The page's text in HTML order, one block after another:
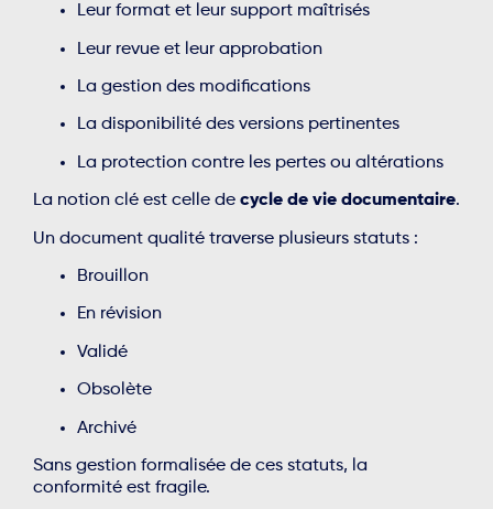
Leur format et leur support maîtrisés
Leur revue et leur approbation
La gestion des modifications
La disponibilité des versions pertinentes
La protection contre les pertes ou altérations
La notion clé est celle de cycle de vie documentaire.
Un document qualité traverse plusieurs statuts :
Brouillon
En révision
Validé
Obsolète
Archivé
Sans gestion formalisée de ces statuts, la
conformité est fragile.